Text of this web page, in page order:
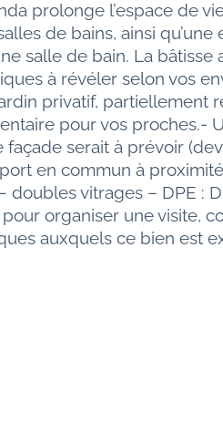
prolonge l’espace de
de bains, ainsi
salle de bain. La
à révéler selon vos
privatif, partiellement
pour vos proches.-
serait à prévoir
en commun à
vitrages – DPE : D
organiser une visite,
auxquels ce bien est